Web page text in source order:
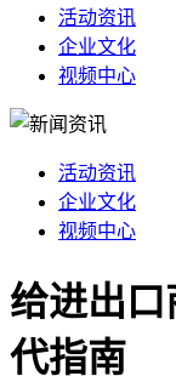
活动资讯
企业文化
视频中心
活动资讯
企业文化
视频中心
给进出
代指南